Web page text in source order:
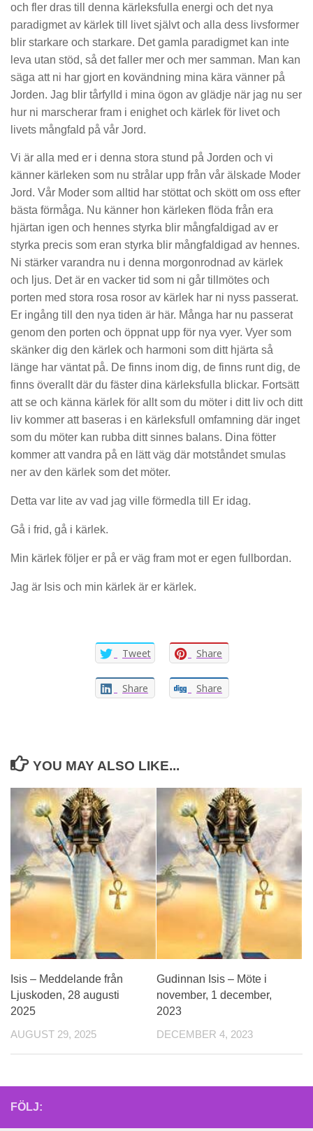
och fler dras till denna kärleksfulla energi och det nya
paradigmet av kärlek till livet självt och alla dess livsformer
blir starkare och starkare. Det gamla paradigmet kan inte
leva utan stöd, så det faller mer och mer samman. Man kan
säga att ni har gjort en kovändning mina kära vänner på
Jorden. Jag blir tårfylld i mina ögon av glädje när jag nu ser
hur ni marscherar fram i enighet och kärlek för livet och
livets mångfald på vår Jord.
Vi är alla med er i denna stora stund på Jorden och vi
känner kärleken som nu strålar upp från vår älskade Moder
Jord. Vår Moder som alltid har stöttat och skött om oss efter
bästa förmåga. Nu känner hon kärleken flöda från era
hjärtan igen och hennes styrka blir mångfaldigad av er
styrka precis som eran styrka blir mångfaldigad av hennes.
Ni stärker varandra nu i denna morgonrodnad av kärlek
och ljus. Det är en vacker tid som ni går tillmötes och
porten med stora rosa rosor av kärlek har ni nyss passerat.
Er ingång till den nya tiden är här. Många har nu passerat
genom den porten och öppnat upp för nya vyer. Vyer som
skänker dig den kärlek och harmoni som ditt hjärta så
länge har väntat på. De finns inom dig, de finns runt dig, de
finns överallt där du fäster dina kärleksfulla blickar. Fortsätt
att se och känna kärlek för allt som du möter i ditt liv och ditt
liv kommer att baseras i en kärleksfull omfamning där inget
som du möter kan rubba ditt sinnes balans. Dina fötter
kommer att vandra på en lätt väg där motståndet smulas
ner av den kärlek som det möter.
Detta var lite av vad jag ville förmedla till Er idag.
Gå i frid, gå i kärlek.
Min kärlek följer er på er väg fram mot er egen fullbordan.
Jag är Isis och min kärlek är er kärlek.
Tweet Share
Share Share
YOU MAY ALSO LIKE...
Isis – Meddelande från
Ljuskoden, 28 augusti
2025
AUGUST 29, 2025
Gudinnan Isis – Möte i
november, 1 december,
2023
DECEMBER 4, 2023
FÖLJ: